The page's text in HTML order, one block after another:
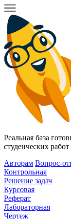
Реальная база
студенческих работ
Авторам Вопрос-
Контрольная
Решение задач
Курсовая
Реферат
Лабораторная
Чертеж